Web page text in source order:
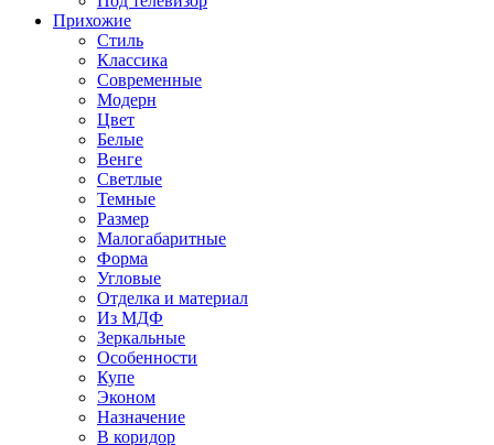
Прихожие
Стиль
Классика
Современные
Модерн
Цвет
Белые
Венге
Светлые
Темные
Размер
Малогабаритные
Форма
Угловые
Отделка и материал
Из МДФ
Зеркальные
Особенности
Купе
Эконом
Назначение
В коридор